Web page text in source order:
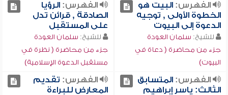
الفهرس:البيت هو
الخطوة الأولى , توجيه
الدعوة إلى البيوت
للشيخ: سلمان العودة
جزء من محاضرة ( دعاة في
البيوت)
الفهرس:الرؤيا
الصادقة , قرائن تدل
على المستقبل
للشيخ: سلمان العودة
جزء من محاضرة ( نظرة في
مستقبل الدعوة الإسلامية)
الفهرس:المتسابق
الثالث: ياسر إبراهيم
الفهرس: تقديم
المعارض للبراءة